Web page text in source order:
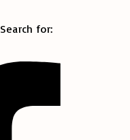
Search for: